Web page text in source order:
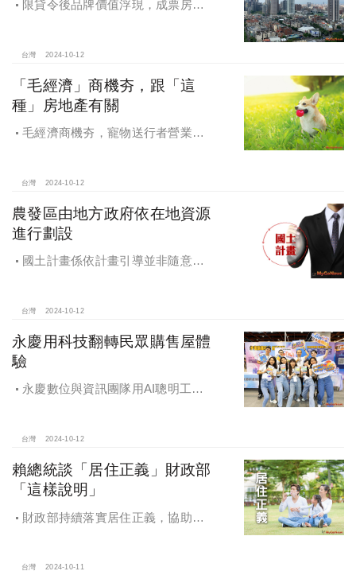
限貸令後品牌價值浮現，成票房保
台灣 2024-10-12
「毛經濟」商機夯，跟「這
種」房地產有關
毛經濟商機夯，寵物送行者營業額
台灣 2024-10-12
農發區由地方政府依在地資源
進行劃設
國土計畫係依計畫引導並非隨意亂
台灣 2024-10-12
永慶用科技翻轉民眾購售屋體
驗
永慶數位與資訊團隊用AI聰明工
灣房產科技發展
台灣 2024-10-12
賴總統談「居住正義」財政部
「這樣說明」
財政部持續落實居住正義，協助經
台灣 2024-10-11